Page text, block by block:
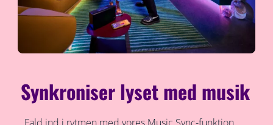
Synkroniser lyset med musik